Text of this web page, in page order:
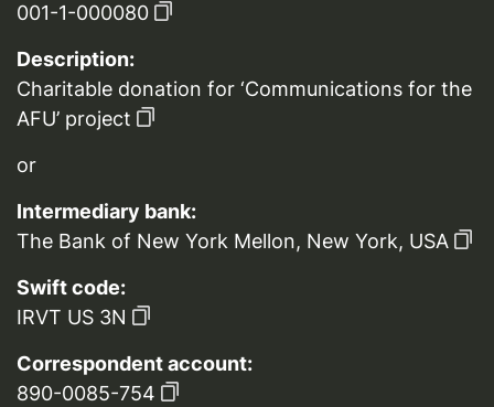
001-1-000080
Description:
Charitable donation for ‘Communications for the
AFU’ project
or
Intermediary bank:
The Bank of New York Mellon, New York, USA
Swift code:
IRVT US 3N
Correspondent account:
890-0085-754